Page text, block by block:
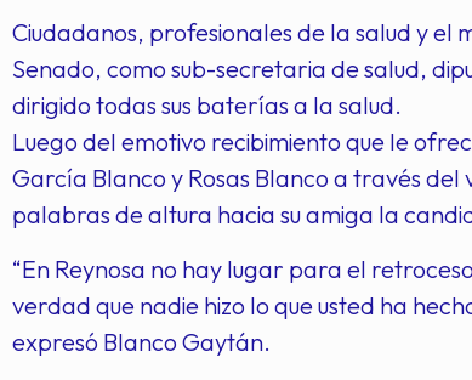
Ciudadanos, profesionales de la salud y el
Senado, como sub-secretaria de salud,
dirigido todas sus baterías a la salud.
Luego del emotivo recibimiento que le
García Blanco y Rosas Blanco a través
palabras de altura hacia su amiga la
“En Reynosa no hay lugar para el
verdad que nadie hizo lo que usted ha
expresó Blanco Gaytán.